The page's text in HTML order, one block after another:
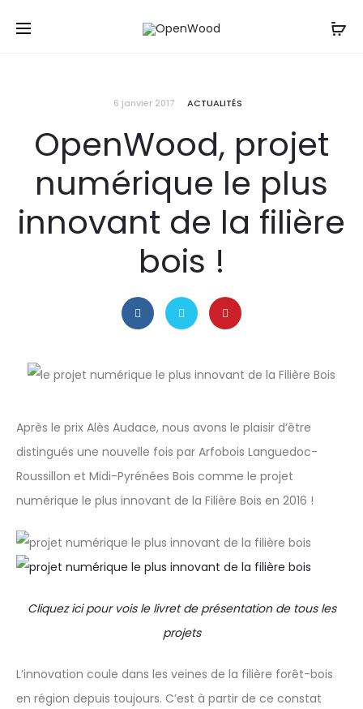
par sms ou par téléphone au : 06 61 20 12 88
6 janvier 2017 ACTUALITÉS
OpenWood, projet
numérique le plus
innovant de la filière
bois !
Après le prix Alès Audace, nous avons le plaisir d’être
distingués une nouvelle fois par Arfobois Languedoc-
Roussillon et Midi-Pyrénées Bois comme le projet
numérique le plus innovant de la Filière Bois en 2016 !
Cliquez ici pour vois le livret de présentation de tous les
projets
L’innovation coule dans les veines de la filière forêt-bois
en région depuis toujours. C’est à partir de ce constat